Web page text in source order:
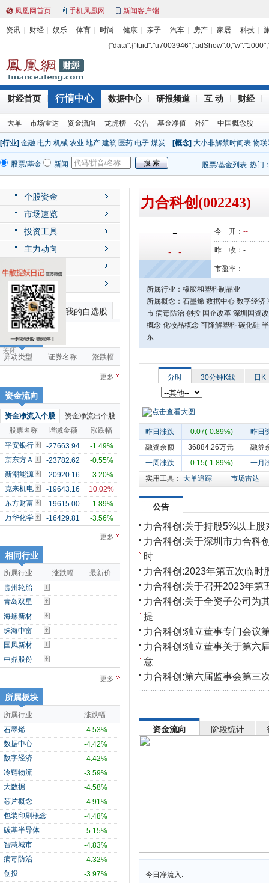
关闭
凤凰网首页 手机凤凰网 新闻客户端
资讯 财经 娱乐 体育 时尚 健康 亲子 汽车 房产 家居 科技
财经首页 行情中心 数据中心 研报频道 互 动 财经
大单 市场雷达 资金流向 龙虎榜 公告 基金净值 外汇 中国概念股
[行业] 金融 电力 机械 农业 地产 建筑 医药 电子 煤炭 [概念] 大小非解禁时间表 物联
股票/基金 新闻 股票/基金列表 热门
个股资金
市场速览
投资工具
主力动向
送配解禁
最近浏览个股 我的自选股
市场雷达
异动类型 证券名称 涨跌幅
更多
资金流向
资金净流入个股
资金净流出个股
股票名称
增减金额
涨跌幅
平安银行
-27663.94
-1.49%
京东方Ａ
-23782.62
-0.55%
新潮能源
-20920.16
-3.20%
克来机电
-19643.16
10.02%
东方财富
-19615.00
-1.89%
万华化学
-16429.81 -3.56%
更多
相同行业
所属行业 涨跌幅
最新价
贵州轮胎
青岛双星
海螺新材
珠海中富
国风新材
中鼎股份
更多
所属板块
所属行业
涨跌幅
石墨烯
-4.53%
数据中心
-4.42%
数字经济
-4.42%
冷链物流
-3.59%
大数据
-4.58%
芯片概念
-4.91%
包装印刷概念
-4.48%
碳基半导体
-5.15%
智慧城市
-4.83%
病毒防治
-4.32%
创投
-3.97%
力合科创(002243)
-
- -
-
今 开： --
昨 收： -
市盈率：
所属行业：橡胶和塑料制品业
所属概念：石墨烯 数据中心 数字经
市 病毒防治 创投 国企改革 深圳国资
概念 化妆品概念 可降解塑料 碳化硅
东
分时 30分钟K线 日K
昨日涨跌 -0.07(-0.89%)
昨日
融资余额
36884.26万元
融券
一周涨跌
-0.15(-1.89%)
一月
实用工具： 大单追踪 市场雷达
公告
力合科创:关于持股5%以上
力合科创:关于深圳市力合科
时
力合科创:2023年第五次临时
力合科创:关于召开2023年第
力合科创:关于全资子公司为
提
力合科创:独立董事专门会议
力合科创:独立董事关于第六
意
力合科创:第六届监事会第三
资金流向 阶段统计
今日净流入:-